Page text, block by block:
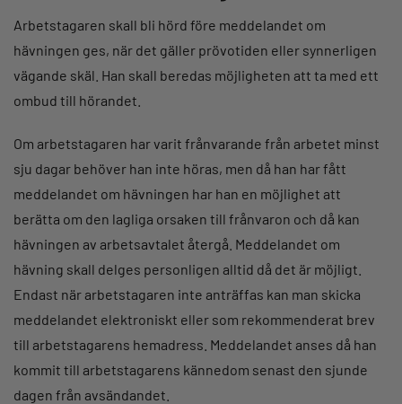
Arbetstagaren skall bli hörd före meddelandet om
hävningen ges, när det gäller prövotiden eller synnerligen
vägande skäl. Han skall beredas möjligheten att ta med ett
ombud till hörandet.
Om arbetstagaren har varit frånvarande från arbetet minst
sju dagar behöver han inte höras, men då han har fått
meddelandet om hävningen har han en möjlighet att
berätta om den lagliga orsaken till frånvaron och då kan
hävningen av arbetsavtalet återgå. Meddelandet om
hävning skall delges personligen alltid då det är möjligt.
Endast när arbetstagaren inte anträffas kan man skicka
meddelandet elektroniskt eller som rekommenderat brev
till arbetstagarens hemadress. Meddelandet anses då han
kommit till arbetstagarens kännedom senast den sjunde
dagen från avsändandet.